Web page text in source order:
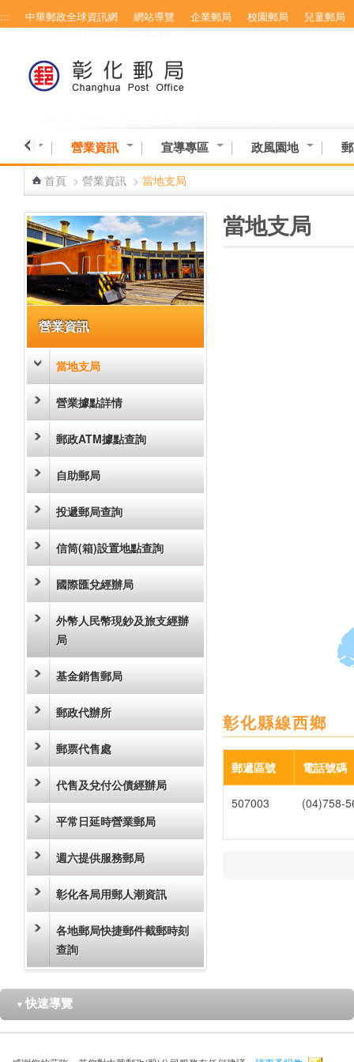
跳到主要內容區塊
::: 中華郵政全球資訊網 網站導覽 企業郵局 校園郵局 兒童郵局
專區 營業資訊 宣導專區 政風園地
首頁 > 營業資訊 > 當地支局
營業資訊
當地支局
營業據點詳情
郵政ATM據點查詢
自助郵局
投遞郵局查詢
信筒(箱)設置地點查詢
國際匯兌經辦局
外幣人民幣現鈔及旅支經辦
局
基金銷售郵局
郵政代辦所
郵票代售處
代售及兌付公債經辦局
平常日延時營業郵局
週六提供服務郵局
彰化各局用郵人潮資訊
各地郵局快捷郵件截郵時刻
查詢
當地支局
彰化縣線西鄉
郵遞區號 電話號碼
507003 (04)758-
▼ 快速導覽